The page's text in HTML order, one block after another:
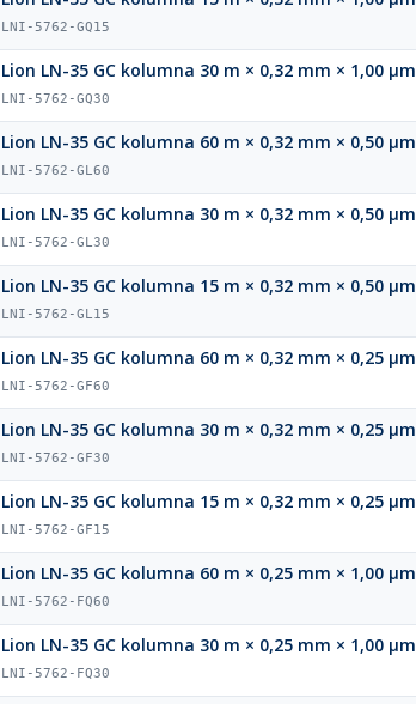
LNI-5762-GQ15
Lion LN-35 GC kolumna 30 m × 0,32 mm × 1,00 µm
LNI-5762-GQ30
Lion LN-35 GC kolumna 60 m × 0,32 mm × 0,50 µm
LNI-5762-GL60
Lion LN-35 GC kolumna 30 m × 0,32 mm × 0,50 µm
LNI-5762-GL30
Lion LN-35 GC kolumna 15 m × 0,32 mm × 0,50 µm
LNI-5762-GL15
Lion LN-35 GC kolumna 60 m × 0,32 mm × 0,25 µm
LNI-5762-GF60
Lion LN-35 GC kolumna 30 m × 0,32 mm × 0,25 µm
LNI-5762-GF30
Lion LN-35 GC kolumna 15 m × 0,32 mm × 0,25 µm
LNI-5762-GF15
Lion LN-35 GC kolumna 60 m × 0,25 mm × 1,00 µm
LNI-5762-FQ60
Lion LN-35 GC kolumna 30 m × 0,25 mm × 1,00 µm
LNI-5762-FQ30